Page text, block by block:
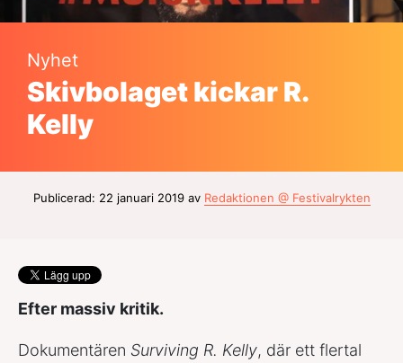
Nyhet
Skivbolaget kickar R.
Kelly
Publicerad: 22 januari 2019 av Redaktionen @ Festivalrykten
Efter massiv kritik.
Dokumentären Surviving R. Kelly, där ett flertal